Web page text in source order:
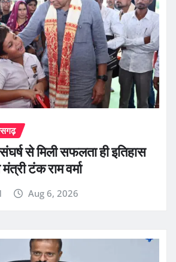
से मिली सफलता ही इतिहास
टंक राम वर्मा
Aug 6, 2026